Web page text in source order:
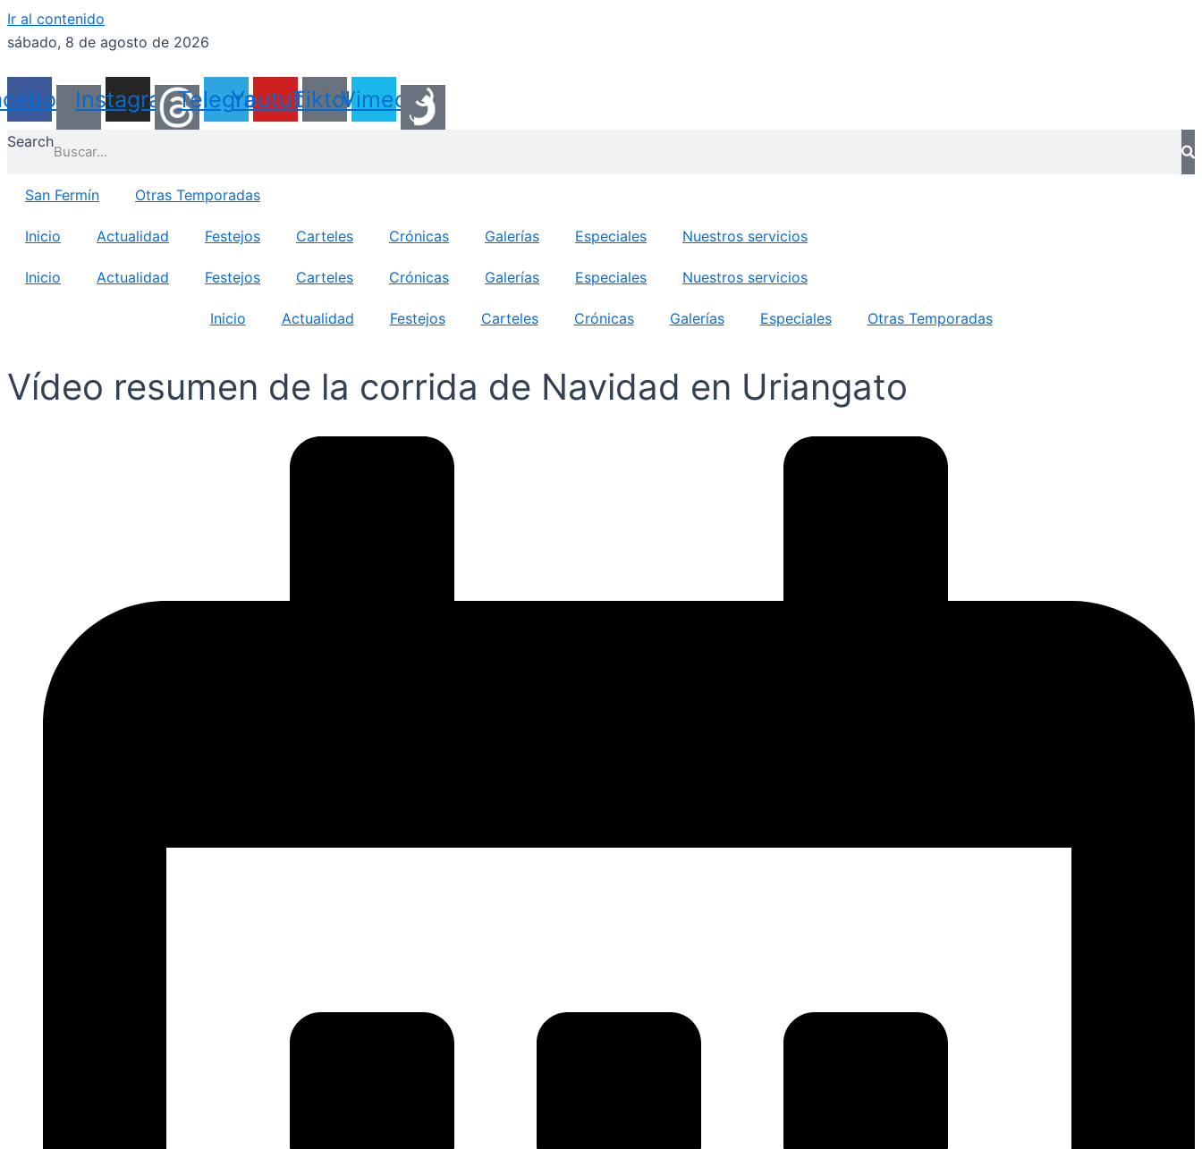
Ir al contenido
sábado, 8 de agosto de 2026
InstagramTelegramYoutubeTiktokVimeo
Search
San Fermín Otras Temporadas
Inicio Actualidad Festejos Carteles Crónicas Galerías Especiales Nuestros servicios
Inicio Actualidad Festejos Carteles Crónicas Galerías Especiales Nuestros servicios
Inicio Actualidad Festejos Carteles Crónicas Galerías Especiales Otras Temporadas
Vídeo resumen de la corrida de Navidad en Uriangato